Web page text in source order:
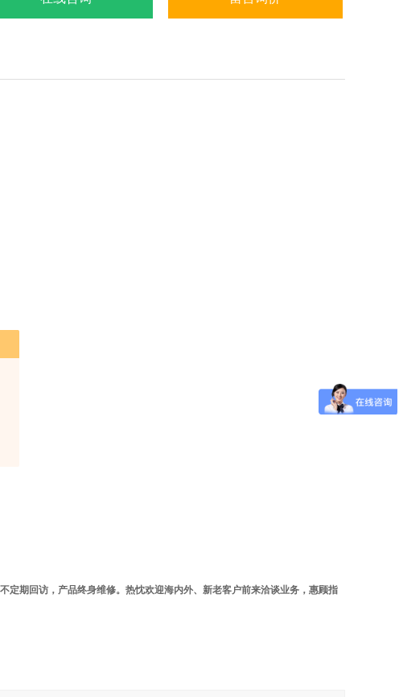
期回访，产品终身维修。热忱欢迎海内外、新老客户前来洽谈业务，惠顾指